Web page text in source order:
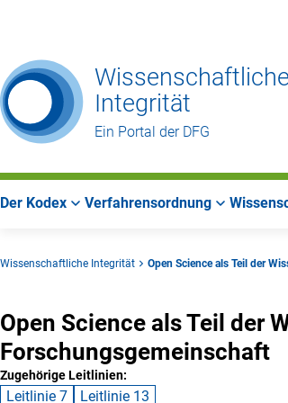
Wissenschaftliche
Integrität
Ein Portal der DFG
Der Kodex Verfahrensordnung
Wissenschaftliche Integrität Open Science als Teil der
Open Science als Teil der
Forschungsgemeinschaft
Zugehörige Leitlinien:
Leitlinie 7 Leitlinie 13